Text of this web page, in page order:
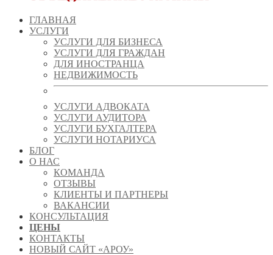
ГЛАВНАЯ
УСЛУГИ
УСЛУГИ ДЛЯ БИЗНЕСА
УСЛУГИ ДЛЯ ГРАЖДАН
ДЛЯ ИНОСТРАНЦА
НЕДВИЖИМОСТЬ
УСЛУГИ АДВОКАТА
УСЛУГИ АУДИТОРА
УСЛУГИ БУХГАЛТЕРА
УСЛУГИ НОТАРИУСА
БЛОГ
О НАС
КОМАНДА
ОТЗЫВЫ
КЛИЕНТЫ И ПАРТНЕРЫ
ВАКАНСИИ
КОНСУЛЬТАЦИЯ
ЦЕНЫ
КОНТАКТЫ
НОВЫЙ САЙТ «АРОУ»